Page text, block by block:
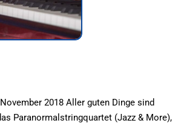
2018 Aller guten Dinge sind
Paranormalstringquartet (Jazz & More),